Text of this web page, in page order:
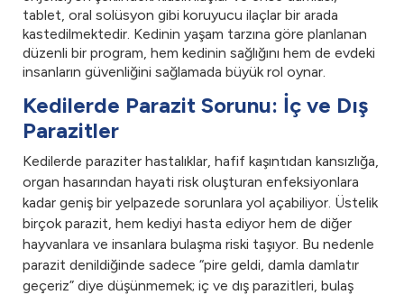
tablet, oral solüsyon gibi koruyucu ilaçlar bir arada
kastedilmektedir. Kedinin yaşam tarzına göre planlanan
düzenli bir program, hem kedinin sağlığını hem de evdeki
insanların güvenliğini sağlamada büyük rol oynar.
Kedilerde Parazit Sorunu: İç ve Dış
Parazitler
Kedilerde paraziter hastalıklar, hafif kaşıntıdan kansızlığa,
organ hasarından hayati risk oluşturan enfeksiyonlara
kadar geniş bir yelpazede sorunlara yol açabiliyor. Üstelik
birçok parazit, hem kediyi hasta ediyor hem de diğer
hayvanlara ve insanlara bulaşma riski taşıyor. Bu nedenle
parazit denildiğinde sadece “pire geldi, damla damlatır
geçeriz” diye düşünmemek; iç ve dış parazitleri, bulaş